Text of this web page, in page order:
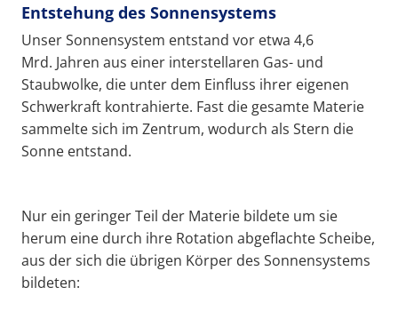
Entstehung des Sonnensystems
Unser Sonnensystem entstand vor etwa 4,6
Mrd. Jahren aus einer interstellaren Gas- und
Staubwolke, die unter dem Einfluss ihrer eigenen
Schwerkraft kontrahierte. Fast die gesamte Materie
sammelte sich im Zentrum, wodurch als Stern die
Sonne entstand.
Nur ein geringer Teil der Materie bildete um sie
herum eine durch ihre Rotation abgeflachte Scheibe,
aus der sich die übrigen Körper des Sonnensystems
bildeten: